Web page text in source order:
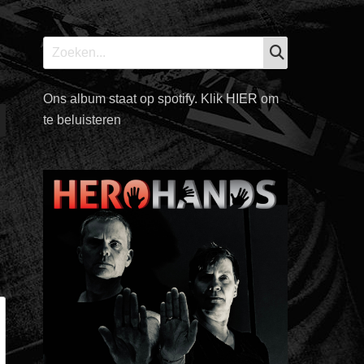
Omlaag
Zoek
naar:
Ons album staat op spotify. KlikHIERom
te beluisteren